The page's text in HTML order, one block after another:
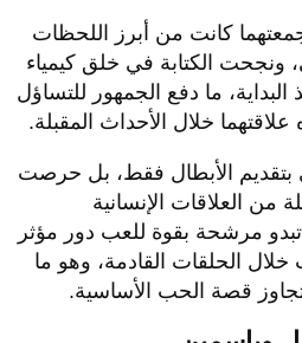
كانت من أبرز اللحظات
ونجحت الكتابة في خلق كيمياء
ما دفع الجمهور للتساؤل
خلال الأحداث المقبلة.
بتقديم الأبطال فقط، بل حرصت
العلاقات الإنسانية
تبدو مرشحة بقوة للعب دور مؤثر
الحلقات القادمة، وهو ما
قصة الحب الأساسية.